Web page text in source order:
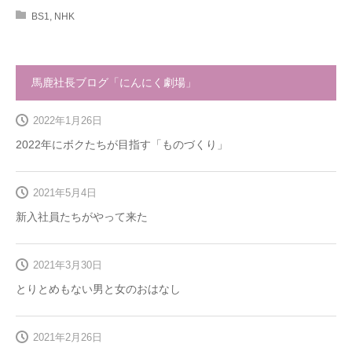
BS1, NHK
馬鹿社長ブログ「にんにく劇場」
2022年にボクたちが目指す「ものづくり」
2022年1月26日
新入社員たちがやって来た
2021年5月4日
とりとめもない男と女のおはなし
2021年3月30日
2021年2月26日